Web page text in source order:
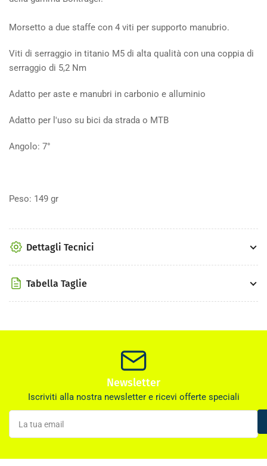
Morsetto a due staffe con 4 viti per supporto manubrio.
Viti di serraggio in titanio M5 di alta qualità con una coppia di
serraggio di 5,2 Nm
Adatto per aste e manubri in carbonio e alluminio
Adatto per l'uso su bici da strada o MTB
Angolo: 7°
Peso: 149 gr
Dettagli Tecnici
Tabella Taglie
Newsletter
Iscriviti alla nostra newsletter e ricevi offerte speciali
La
tua
email